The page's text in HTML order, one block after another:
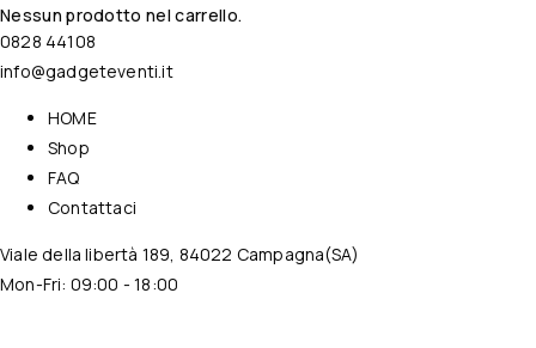
Nessun prodotto nel carrello.
0828 44108
info@gadgeteventi.it
HOME
Shop
FAQ
Contattaci
Viale della libertà 189, 84022 Campagna(SA)
Mon-Fri: 09:00 - 18:00